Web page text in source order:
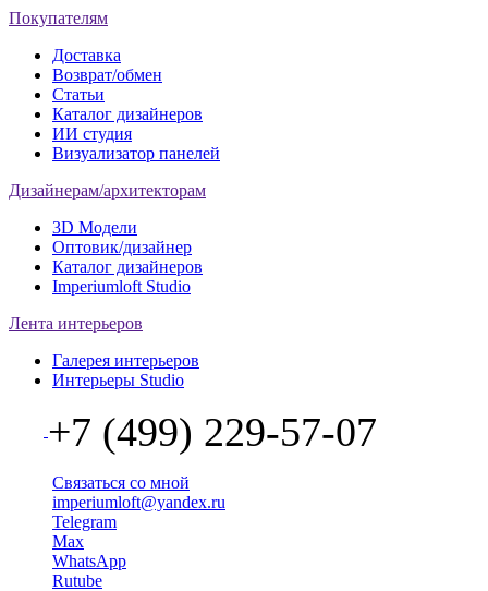
Покупателям
Доставка
Возврат/обмен
Статьи
Каталог дизайнеров
ИИ студия
Визуализатор панелей
Дизайнерам/архитекторам
3D Модели
Оптовик/дизайнер
Каталог дизайнеров
Imperiumloft Studio
Лента интерьеров
Галерея интерьеров
Интерьеры Studio
+7 (499) 229-57-07
Связаться со мной
imperiumloft@yandex.ru
Telegram
Max
WhatsApp
Rutube